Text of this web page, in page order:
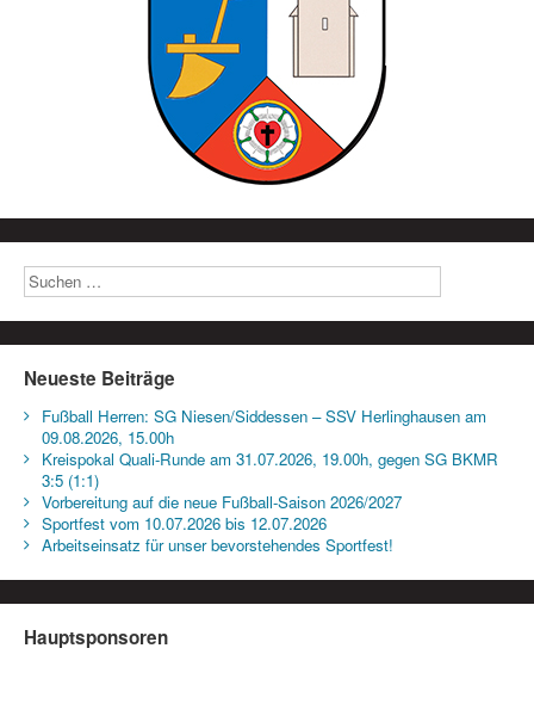
Neueste Beiträge
Fußball Herren: SG Niesen/Siddessen – SSV Herlinghausen am
09.08.2026, 15.00h
Kreispokal Quali-Runde am 31.07.2026, 19.00h, gegen SG BKMR
3:5 (1:1)
Vorbereitung auf die neue Fußball-Saison 2026/2027
Sportfest vom 10.07.2026 bis 12.07.2026
Arbeitseinsatz für unser bevorstehendes Sportfest!
Hauptsponsoren